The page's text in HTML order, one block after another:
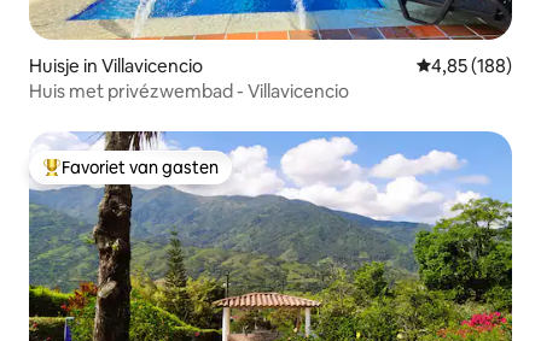
Huisje in Villavicencio Gemiddelde
4,85 (188)
Huis met privézwembad - Villavicencio
Topfavoriet van gasten
Favoriet van gasten